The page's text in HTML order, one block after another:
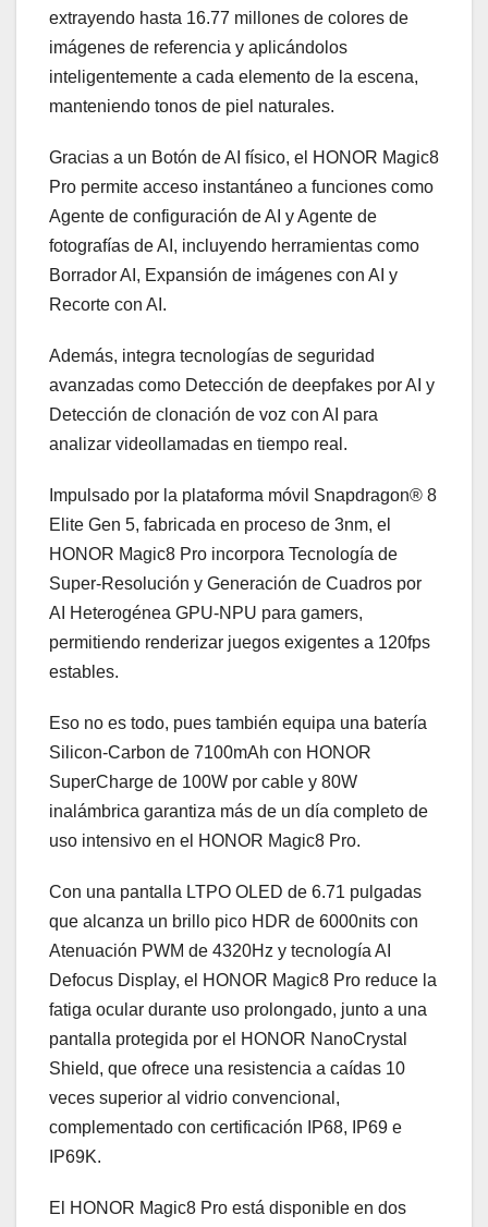
extrayendo hasta 16.77 millones de colores de
imágenes de referencia y aplicándolos
inteligentemente a cada elemento de la escena,
manteniendo tonos de piel naturales.
Gracias a un Botón de AI físico, el HONOR Magic8
Pro permite acceso instantáneo a funciones como
Agente de configuración de AI y Agente de
fotografías de AI, incluyendo herramientas como
Borrador AI, Expansión de imágenes con AI y
Recorte con AI.
Además, integra tecnologías de seguridad
avanzadas como Detección de deepfakes por AI y
Detección de clonación de voz con AI para
analizar videollamadas en tiempo real.
Impulsado por la plataforma móvil Snapdragon® 8
Elite Gen 5, fabricada en proceso de 3nm, el
HONOR Magic8 Pro incorpora Tecnología de
Super-Resolución y Generación de Cuadros por
AI Heterogénea GPU-NPU para gamers,
permitiendo renderizar juegos exigentes a 120fps
estables.
Eso no es todo, pues también equipa una batería
Silicon-Carbon de 7100mAh con HONOR
SuperCharge de 100W por cable y 80W
inalámbrica garantiza más de un día completo de
uso intensivo en el HONOR Magic8 Pro.
Con una pantalla LTPO OLED de 6.71 pulgadas
que alcanza un brillo pico HDR de 6000nits con
Atenuación PWM de 4320Hz y tecnología AI
Defocus Display, el HONOR Magic8 Pro reduce la
fatiga ocular durante uso prolongado, junto a una
pantalla protegida por el HONOR NanoCrystal
Shield, que ofrece una resistencia a caídas 10
veces superior al vidrio convencional,
complementado con certificación IP68, IP69 e
IP69K.
El HONOR Magic8 Pro está disponible en dos